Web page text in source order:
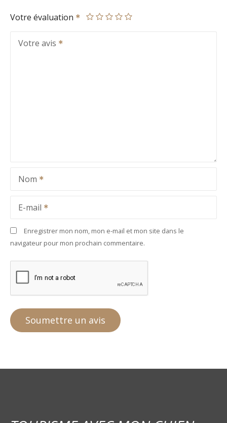
Votre évaluation
Votre avis
Nom
E-mail
Enregistrer mon nom, mon e-mail et mon site dans le
navigateur pour mon prochain commentaire.